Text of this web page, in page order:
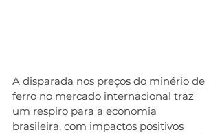
A disparada nos preços do minério de
ferro no mercado internacional traz
um respiro para a economia
brasileira, com impactos positivos